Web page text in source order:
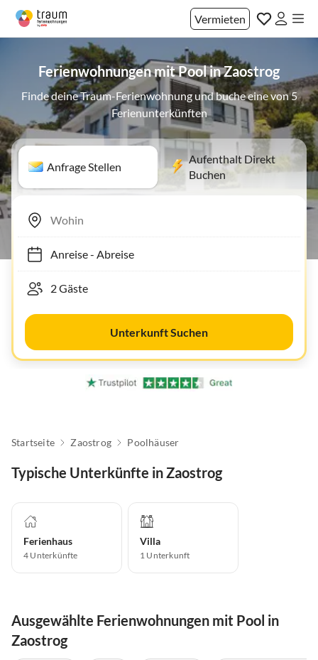
Vermieten
Ferienwohnungen mit Pool in Zaostrog
Finde deine Traum-Ferienwohnung und buche eine von 5
Ferienunterkünften
Anfrage Stellen
Aufenthalt Direkt
Buchen
Anreise- Abreise
Unterkunft Suchen
Startseite Zaostrog Poolhäuser
Typische Unterkünfte in Zaostrog
Ferienhaus
4 Unterkünfte
Villa
1 Unterkunft
Ausgewählte Ferienwohnungen mit Pool in
Zaostrog